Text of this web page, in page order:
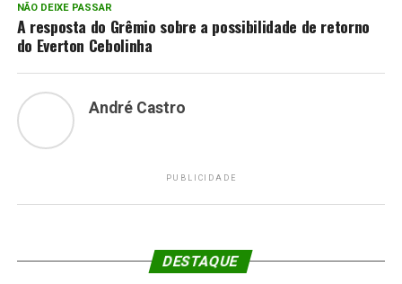
NÃO DEIXE PASSAR
A resposta do Grêmio sobre a possibilidade de retorno
do Everton Cebolinha
André Castro
PUBLICIDADE
DESTAQUE